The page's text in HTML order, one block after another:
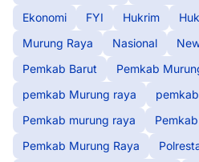
Ekonomi
FYI Hukrim
Murung Raya
Nasional
Pemkab Barut
Pemkab
pemkab Murung raya
Pemkab murung raya
Pemkab Murung Raya